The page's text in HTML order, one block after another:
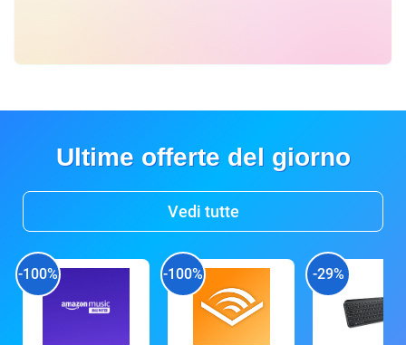
Ultime offerte del giorno
Vedi tutte
-100% -100% -29%